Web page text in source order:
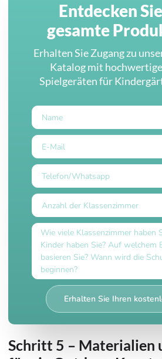
Entdecken
gesamte
Erhalten Sie Zugang zu
Katalog mit
Spielgeräten für
Erhalten Sie Ihren
Schritt 5 – Materialien